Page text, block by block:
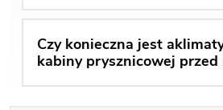
Czy konieczna jest
kabiny prysznicowej przed